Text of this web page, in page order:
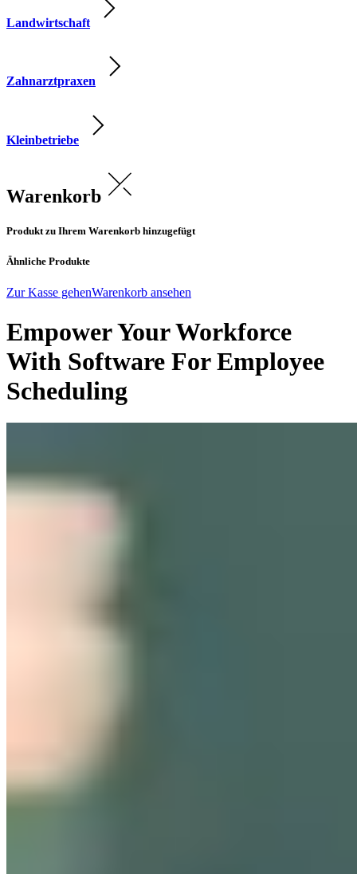
Landwirtschaft
Zahnarztpraxen
Kleinbetriebe
Warenkorb
Produkt zu Ihrem Warenkorb hinzugefügt
Ähnliche Produkte
Zur Kasse gehenWarenkorb ansehen
Empower Your Workforce
With Software For Employee
Scheduling